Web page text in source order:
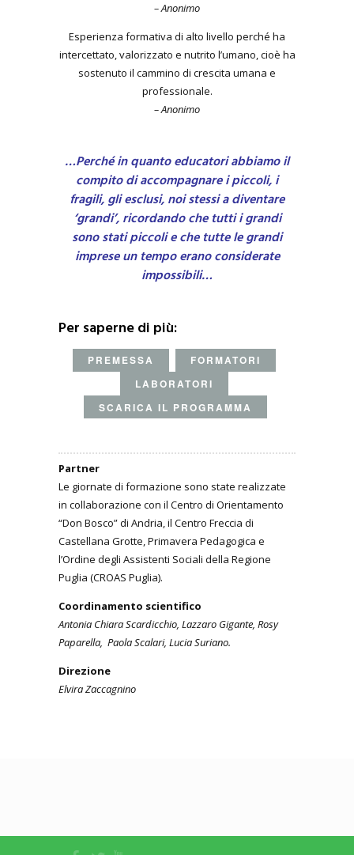
– Anonimo
Esperienza formativa di alto livello perché ha
intercettato, valorizzato e nutrito l’umano, cioè ha
sostenuto il cammino di crescita umana e
professionale.
– Anonimo
…Perché in quanto educatori abbiamo il
compito di accompagnare i piccoli, i
fragili, gli esclusi, noi stessi a diventare
‘grandi’, ricordando che tutti i grandi
sono stati piccoli e che tutte le grandi
imprese un tempo erano considerate
impossibili…
Per saperne di più:
PREMESSA
FORMATORI
LABORATORI
SCARICA IL PROGRAMMA
Partner
Le giornate di formazione sono state realizzate
in collaborazione con il Centro di Orientamento
“Don Bosco” di Andria, il Centro Freccia di
Castellana Grotte, Primavera Pedagogica e
l’Ordine degli Assistenti Sociali della Regione
Puglia (CROAS Puglia).
Coordinamento scientifico
Antonia Chiara Scardicchio, Lazzaro Gigante, Rosy
Paparella, Paola Scalari, Lucia Suriano.
Direzione
Elvira Zaccagnino